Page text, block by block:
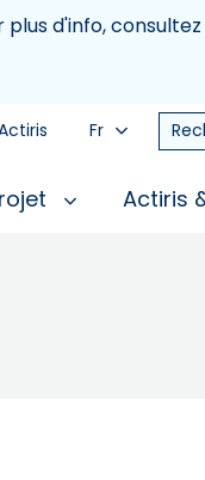
d'info, consultez
Fr
Actiris